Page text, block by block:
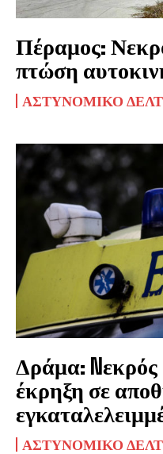
Πέραμος:
πτώση
ΑΣΤΥΝΟΜΙΚΌ
Δράμα: Nεκρός
έκρηξη σε
ΑΣΤΥΝΟΜΙΚΌ